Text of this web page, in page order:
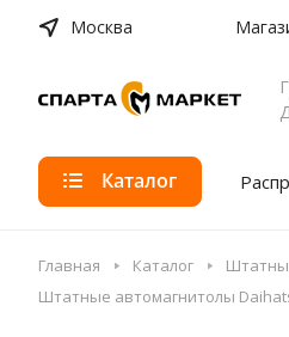
Москва
Каталог
Главная Каталог
Штатные автомагнитолы